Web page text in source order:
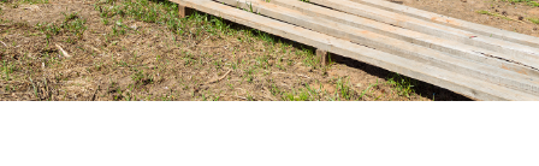
Дом по адресу
ул. Заповедная, 15